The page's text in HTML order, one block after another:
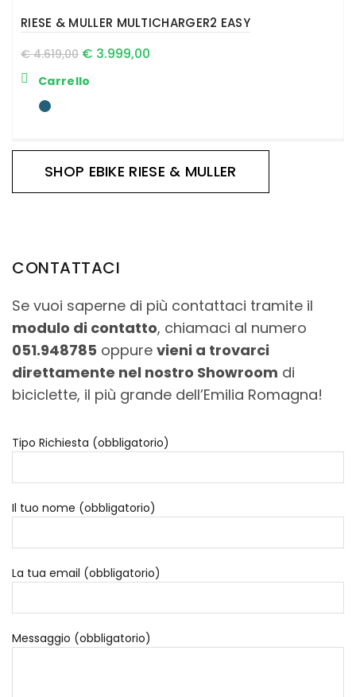
RIESE & MULLER MULTICHARGER2 EASY
€4.619,00 € 3.999,00
Carrello
SHOP EBIKE RIESE & MULLER
CONTATTACI
Se vuoi saperne di più contattaci tramite il
modulo di contatto, chiamaci al numero
051.948785 oppure vieni a trovarci
direttamente nel nostro Showroom di
biciclette, il più grande dell’Emilia Romagna!
Tipo Richiesta (obbligatorio)
Il tuo nome (obbligatorio)
La tua email (obbligatorio)
Messaggio (obbligatorio)